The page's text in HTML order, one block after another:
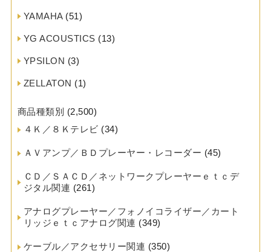
YAMAHA(51)
YG ACOUSTICS (13)
YPSILON (3)
ZELLATON (1)
商品種類別 (2,500)
４Ｋ／８Ｋテレビ (34)
ＡＶアンプ／ＢＤプレーヤー・レコーダー (45)
ＣＤ／ＳＡＣＤ／ネットワークプレーヤーｅｔｃデ
ジタル関連 (261)
アナログプレーヤー／フォノイコライザー／カート
リッジｅｔｃアナログ関連 (349)
ケーブル／アクセサリー関連 (350)